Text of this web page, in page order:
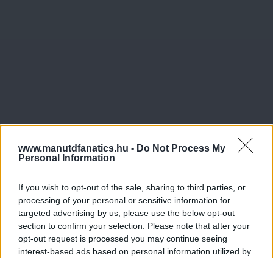
www.manutdfanatics.hu - Do Not Process My
Personal Information
If you wish to opt-out of the sale, sharing to third parties, or
processing of your personal or sensitive information for
targeted advertising by us, please use the below opt-out
section to confirm your selection. Please note that after your
opt-out request is processed you may continue seeing
interest-based ads based on personal information utilized by